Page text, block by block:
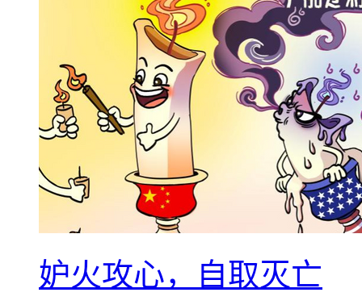
妒火攻心，自取灭亡